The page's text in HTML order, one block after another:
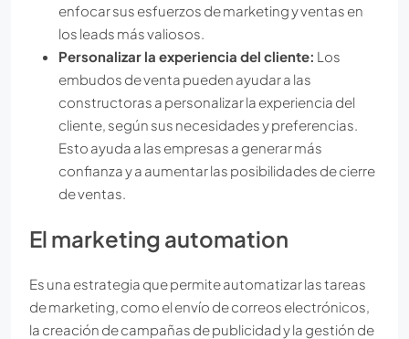
enfocar sus esfuerzos de marketing y ventas en
los leads más valiosos.
Personalizar la experiencia del cliente: Los
embudos de venta pueden ayudar a las
constructoras a personalizar la experiencia del
cliente, según sus necesidades y preferencias.
Esto ayuda a las empresas a generar más
confianza y a aumentar las posibilidades de cierre
de ventas.
El marketing automation
Es una estrategia que permite automatizar las tareas
de marketing, como el envío de correos electrónicos,
la creación de campañas de publicidad y la gestión de